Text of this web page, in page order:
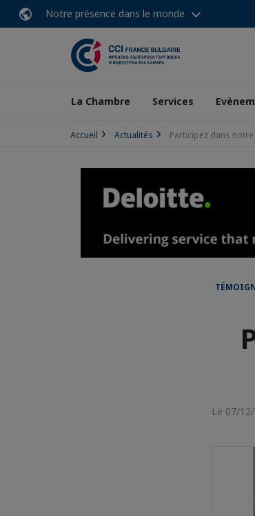
Notre présence dans le monde
La Chambre Services
Accueil Actualités Participez dans
Le 07/